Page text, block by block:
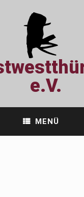
e.V.
MENÜ